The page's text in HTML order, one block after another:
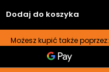
Dodaj do koszyka
Możesz kupić także poprzez: